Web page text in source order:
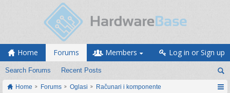
Home Forums
Search Forums Recent Posts
Members Log in or Sign up
Home Forums Oglasi Računari i komponente